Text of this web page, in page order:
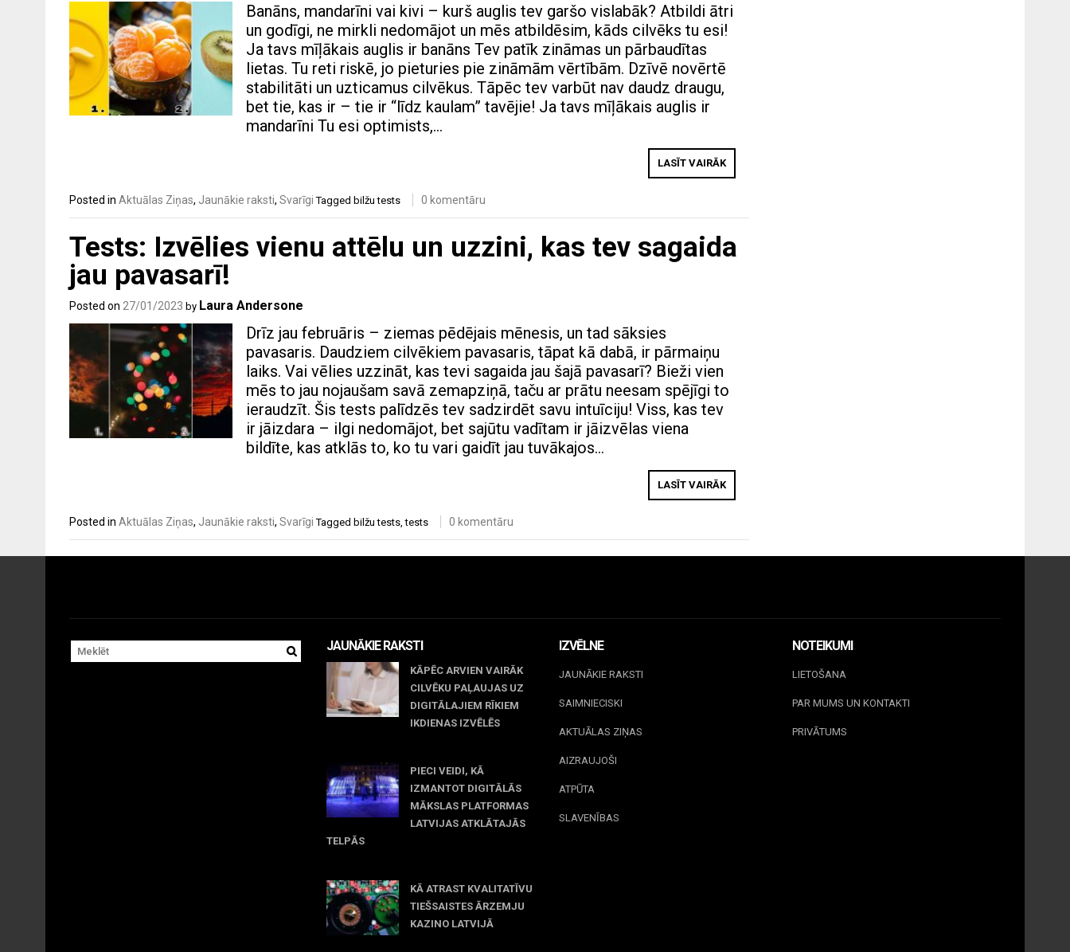
Banāns, mandarīni vai kivi – kurš auglis tev garšo vislabāk? Atbildi ātri
un godīgi, ne mirkli nedomājot un mēs atbildēsim, kāds cilvēks tu esi!
Ja tavs mīļākais auglis ir banāns Tev patīk zināmas un pārbaudītas
lietas. Tu reti riskē, jo pieturies pie zināmām vērtībām. Dzīvē novērtē
stabilitāti un uzticamus cilvēkus. Tāpēc tev varbūt nav daudz draugu,
bet tie, kas ir – tie ir “līdz kaulam” tavējie! Ja tavs mīļākais auglis ir
mandarīni Tu esi optimists,…
LASĪT VAIRĀK
Posted in Aktuālas Ziņas, Jaunākie raksti, Svarīgi Tagged bilžu tests 0 komentāru
Tests: Izvēlies vienu attēlu un uzzini, kas tev sagaida
jau pavasarī!
Posted on 27/01/2023 by Laura Andersone
Drīz jau februāris – ziemas pēdējais mēnesis, un tad sāksies
pavasaris. Daudziem cilvēkiem pavasaris, tāpat kā dabā, ir pārmaiņu
laiks. Vai vēlies uzzināt, kas tevi sagaida jau šajā pavasarī? Bieži vien
mēs to jau nojaušam savā zemapziņā, taču ar prātu neesam spējīgi to
ieraudzīt. Šis tests palīdzēs tev sadzirdēt savu intuīciju! Viss, kas tev
ir jāizdara – ilgi nedomājot, bet sajūtu vadītam ir jāizvēlas viena
bildīte, kas atklās to, ko tu vari gaidīt jau tuvākajos…
LASĪT VAIRĀK
Posted in Aktuālas Ziņas, Jaunākie raksti, Svarīgi Tagged bilžu tests,tests 0 komentāru
JAUNĀKIE RAKSTI
KĀPĒC ARVIEN VAIRĀK
CILVĒKU PAĻAUJAS UZ
DIGITĀLAJIEM RĪKIEM
IKDIENAS IZVĒLĒS
PIECI VEIDI, KĀ
IZMANTOT DIGITĀLĀS
MĀKSLAS PLATFORMAS
LATVIJAS ATKLĀTAJĀS
TELPĀS
KĀ ATRAST KVALITATĪVU
TIEŠSAISTES ĀRZEMJU
KAZINO LATVIJĀ
IZVĒLNE
JAUNĀKIE RAKSTI
SAIMNIECISKI
AKTUĀLAS ZIŅAS
AIZRAUJOŠI
ATPŪTA
SLAVENĪBAS
NOTEIKUMI
LIETOŠANA
PAR MUMS UN KONTAKTI
PRIVĀTUMS